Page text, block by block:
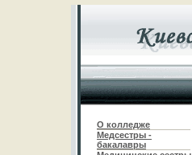
О колледже
Медсестры -
бакалавры